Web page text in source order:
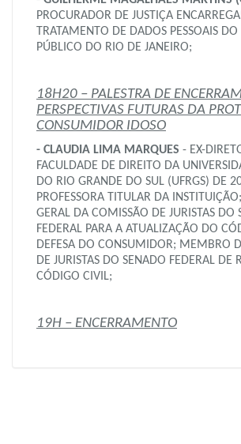
PROCURADOR DE JUSTIÇA
TRATAMENTO DE DADOS PESSOAIS
PÚBLICO DO RIO DE JANEIRO;
18H20 – PALESTRA DE
PERSPECTIVAS FUTURAS DA
CONSUMIDOR IDOSO
- CLAUDIA LIMA MARQUES - EX-
FACULDADE DE DIREITO DA
DO RIO GRANDE DO SUL (UFRGS) DE
PROFESSORA TITULAR DA
GERAL DA COMISSÃO DE JURISTAS DO
FEDERAL PARA A ATUALIZAÇÃO DO
DEFESA DO CONSUMIDOR; MEMBRO
DE JURISTAS DO SENADO FEDERAL DE
CÓDIGO CIVIL;
19H – ENCERRAMENTO